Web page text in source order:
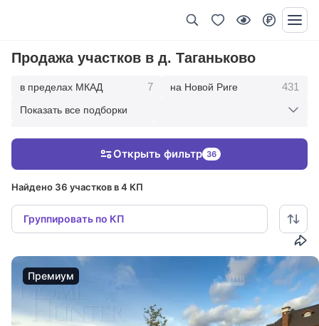
Продажа участков в д. Таганьково
в пределах МКАД 7 на Новой Риге 431
472 30 км от МКАД
Показать все подборки
Найдено 36 участков в 4 КП
Группировать по КП
Открыть фильтр 36
Премиум